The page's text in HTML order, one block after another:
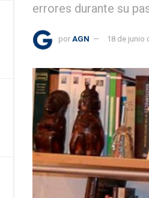
errores durante su
por AGN 18 de junio